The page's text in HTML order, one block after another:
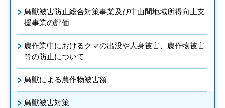
鳥獣被害防止総合対策事業及び中山間地域所得向上支
援事業の評価
農作業中におけるクマの出没や人身被害、農作物被害
等の防止について
鳥獣による農作物被害額
鳥獣被害対策